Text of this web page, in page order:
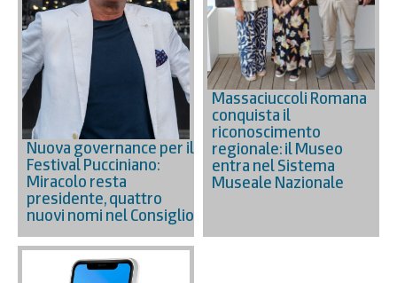
Nuova governance per il
Festival Pucciniano:
Miracolo resta
presidente, quattro
nuovi nomi nel Consiglio
Massaciuccoli Romana
conquista il
riconoscimento
regionale: il Museo
entra nel Sistema
Museale Nazionale